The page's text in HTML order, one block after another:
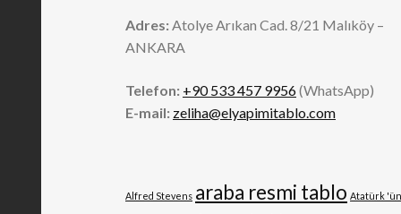
Adres:Atolye Arıkan Cad. 8/21 Malıköy –
ANKARA
Telefon: +90 533 457 9956(WhatsApp)
E-mail: zeliha@elyapimitablo.com
Alfred Stevens araba resmi tablo Atatürk 'ün